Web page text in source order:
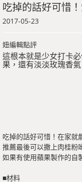
吃掉的話好可惜
2017-05-23
妞編輯點評
這根本就是少女打卡
果，還有淡淡玫瑰香
吃掉的話好可惜！在家
推薦最後可以撒上肉桂粉
如果有使用蘋果製作的自
■材料